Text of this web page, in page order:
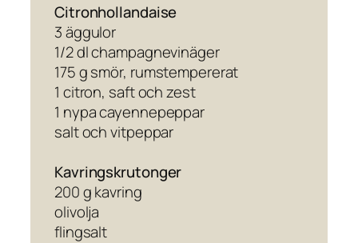
Citronhollandaise
3 äggulor
1/2 dl champagnevinäger
175 g smör, rumstempererat
1 citron, saft och zest
1 nypa cayennepeppar
salt och vitpeppar
Kavringskrutonger
200 g kavring
olivolja
flingsalt